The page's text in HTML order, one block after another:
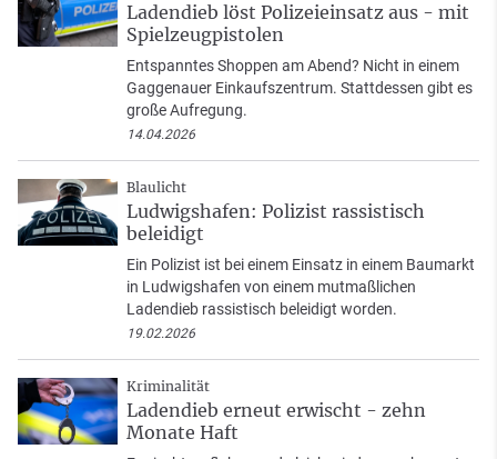
Ladendieb löst Polizeieinsatz aus - mit
Spielzeugpistolen
Entspanntes Shoppen am Abend? Nicht in einem
Gaggenauer Einkaufszentrum. Stattdessen gibt es
große Aufregung.
14.04.2026
Blaulicht
Ludwigshafen: Polizist rassistisch
beleidigt
Ein Polizist ist bei einem Einsatz in einem Baumarkt
in Ludwigshafen von einem mutmaßlichen
Ladendieb rassistisch beleidigt worden.
19.02.2026
Kriminalität
Ladendieb erneut erwischt - zehn
Monate Haft